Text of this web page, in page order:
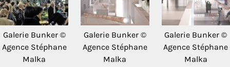
Galerie Bunker ©
Agence Stéphane
Malka
Galerie Bunker ©
Agence Stéphane
Malka
Galerie Bunker ©
Agence Stéphane
Malka